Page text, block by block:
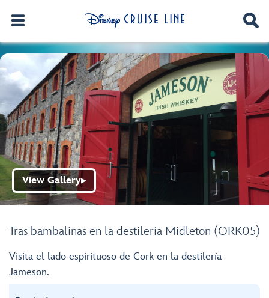
Tras bambalinas en la destilería Midleton (ORK05)
View Gallery▶
Visita el lado espirituoso de Cork en la destilería
Jameson.